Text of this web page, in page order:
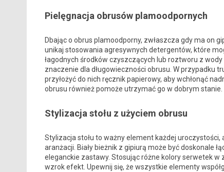
Pielęgnacja obrusów plamoodpornych
Dbając o obrus plamoodporny, zwłaszcza gdy ma on
unikaj stosowania agresywnych detergentów, które
łagodnych środków czyszczących lub roztworu z
znaczenie dla długowieczności obrusu. W przypadku
przyłożyć do nich ręcznik papierowy, aby wchłonąć
obrusu również pomoże utrzymać go w dobrym stanie.
Stylizacja stołu z użyciem obrusu
Stylizacja stołu to ważny element każdej
aranżacji. Biały bieżnik z gipiurą może być doskonale
eleganckie zastawy. Stosując różne kolory serwetek
wzrok efekt. Upewnij się, że wszystkie elementy